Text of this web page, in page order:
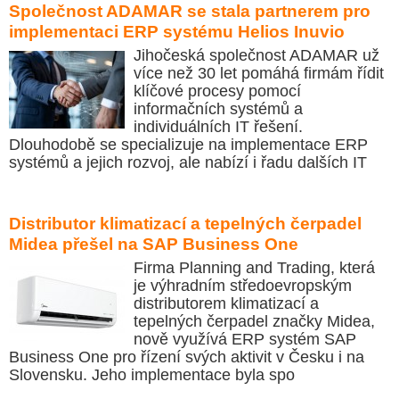
Společnost ADAMAR se stala partnerem pro
implementaci ERP systému Helios Inuvio
Jihočeská společnost ADAMAR už
více než 30 let pomáhá firmám řídit
klíčové procesy pomocí
informačních systémů a
individuálních IT řešení.
Dlouhodobě se specializuje na implementace ERP
systémů a jejich rozvoj, ale nabízí i řadu dalších IT
Distributor klimatizací a tepelných čerpadel
Midea přešel na SAP Business One
Firma Planning and Trading, která
je výhradním středoevropským
distributorem klimatizací a
tepelných čerpadel značky Midea,
nově využívá ERP systém SAP
Business One pro řízení svých aktivit v Česku i na
Slovensku. Jeho implementace byla spo